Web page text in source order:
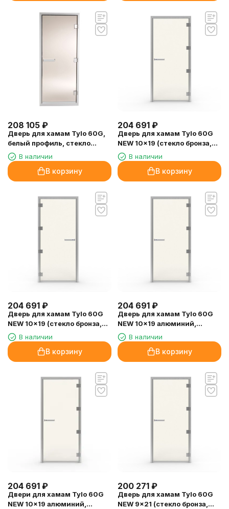
208 105 ₽
Дверь для хамам Tylo 60G,
белый профиль, стекло
бронзаВ наличии
В корзину
204 691 ₽
Дверь для хамам Tylo 60G
NEW 10x19 (стекло бронза,
петли слева)
В наличии
В корзину
204 691 ₽
Дверь для хамам Tylo 60G
NEW 10x19 (стекло бронза,
петли справа)
В наличии
В корзину
204 691 ₽
Дверь для хамам Tylo 60G
NEW 10x19 алюминий,
стекло прозрачное, петли
справа
В наличии
В корзину
204 691 ₽
Двери для хамам Tylo 60G
NEW 10x19 алюминий,
200 271 ₽
Дверь для хамам Tylo 60G
NEW 9x21 (стекло бронза,